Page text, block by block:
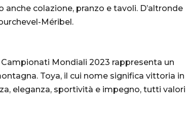
colazione, pranzo e tavoli. D’altronde
Méribel.
Mondiali 2023 rappresenta un
Toya, il cui nome significa vittoria in
eleganza, sportività e impegno, tutti valori